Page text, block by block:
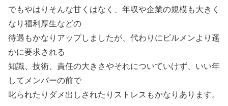
でもやはりそんな甘くはなく、年収や企業の規模も大きく
なり福利厚生などの
待遇もかなりアップしましたが、代わりにビルメンより遥
かに要求される
知識、技術、責任の大きさやそれについていけず、いい年
してメンバーの前で
叱られたりダメ出しされたりストレスもかなりあります。